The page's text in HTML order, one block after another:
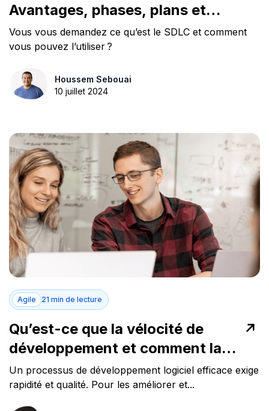
Avantages, phases, plans et
meilleurs outils
Vous vous demandez ce qu’est le SDLC et comment
vous pouvez l’utiliser ?
Houssem Sebouai
10 juillet 2024
Agile 21 min de lecture
Qu’est-ce que la vélocité de
développement et comment la
mesurer ?
Un processus de développement logiciel efficace exige
rapidité et qualité. Pour les améliorer et...